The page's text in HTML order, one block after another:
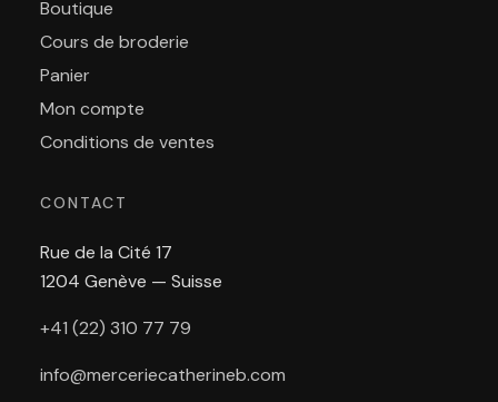
Boutique
Cours de broderie
Panier
Mon compte
Conditions de ventes
CONTACT
Rue de la Cité 17
1204 Genève — Suisse
+41 (22) 310 77 79
info@merceriecatherineb.com